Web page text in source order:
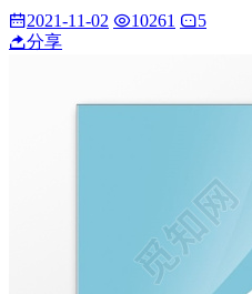
2021-11-02 10261
5
分享